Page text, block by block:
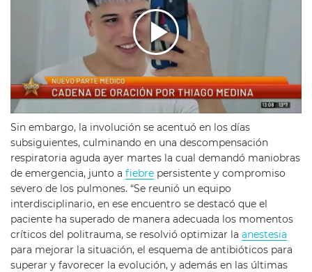
Sin embargo, la involución se acentuó en los días
subsiguientes, culminando en una descompensación
respiratoria aguda ayer martes la cual demandó maniobras
de emergencia, junto a fiebre persistente y compromiso
severo de los pulmones. “Se reunió un equipo
interdisciplinario, en ese encuentro se destacó que el
paciente ha superado de manera adecuada los momentos
críticos del politrauma, se resolvió optimizar la anestesia
para mejorar la situación, el esquema de antibióticos para
superar y favorecer la evolución, y además en las últimas